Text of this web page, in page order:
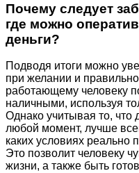
Почему следует
где можно
деньги?
Подводя итоги можно
при желании и
работающему человеку
наличными, используя
Однако учитывая то, что
любой момент, лучше
каких условиях реально
Это позволит человеку
жизни, а также быть